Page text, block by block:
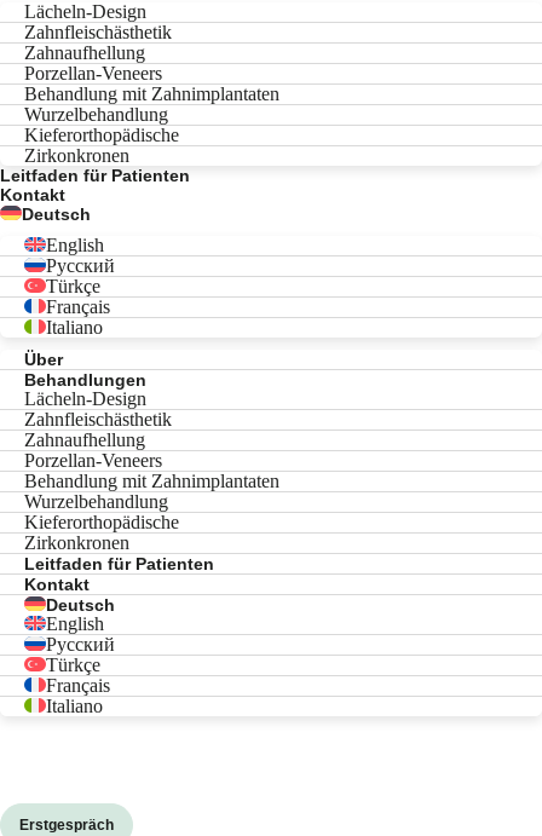
Lächeln-Design
Zahnfleischästhetik
Zahnaufhellung
Porzellan-Veneers
Behandlung mit Zahnimplantaten
Wurzelbehandlung
Kieferorthopädische
Zirkonkronen
Leitfaden für Patienten
Kontakt
Deutsch
English
Русский
Türkçe
Français
Italiano
Über
Behandlungen
Lächeln-Design
Zahnfleischästhetik
Zahnaufhellung
Porzellan-Veneers
Behandlung mit Zahnimplantaten
Wurzelbehandlung
Kieferorthopädische
Zirkonkronen
Leitfaden für Patienten
Kontakt
Deutsch
English
Русский
Türkçe
Français
Italiano
Erstgespräch